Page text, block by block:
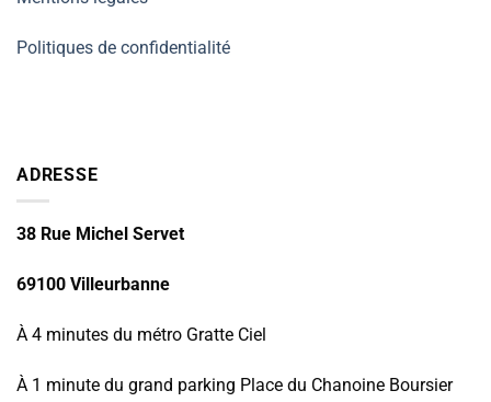
Politiques de confidentialité
ADRESSE
38 Rue Michel Servet
69100 Villeurbanne
À 4 minutes du métro Gratte Ciel
À 1 minute du grand parking Place du Chanoine Boursier